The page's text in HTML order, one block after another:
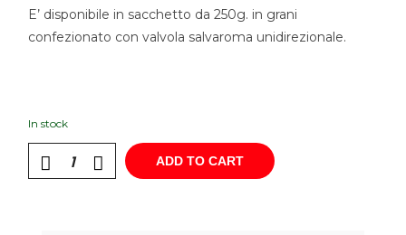
E’ disponibile in sacchetto da 250g. in grani
confezionato con valvola salvaroma unidirezionale.
In stock
ADD TO CART